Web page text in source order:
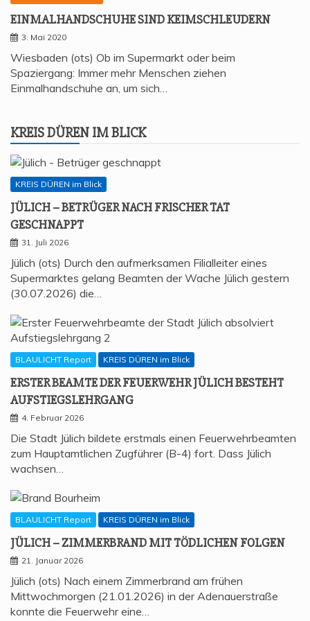
EIN­MAL­HAND­SCHU­HE SIND KEIMSCHLEUDERN
3. Mai 2020
Wiesbaden (ots) Ob im Supermarkt oder beim
Spaziergang: Immer mehr Menschen ziehen
Einmalhandschuhe an, um sich…
KREIS DÜREN IM BLICK
KREIS DÜREN im Blick
JÜLICH – BETRÜ­GER NACH FRI­SCHER TAT
GESCHNAPPT
31. Juli 2026
Jülich (ots) Durch den aufmerksamen Filialleiter eines
Supermarktes gelang Beamten der Wache Jülich gestern
(30.07.2026) die…
BLAULICHT Report KREIS DÜREN im Blick
ERS­TER BEAM­TE DER FEU­ER­WEHR JÜLICH BESTEHT
AUFSTIEGSLEHRGANG
4. Februar 2026
Die Stadt Jülich bildete erstmals einen Feuerwehrbeamten
zum Hauptamtlichen Zugführer (B-4) fort. Dass Jülich
wachsen…
BLAULICHT Report KREIS DÜREN im Blick
JÜLICH – ZIM­MER­BRAND MIT TÖD­LI­CHEN FOLGEN
21. Januar 2026
Jülich (ots) Nach einem Zimmerbrand am frühen
Mittwochmorgen (21.01.2026) in der Adenauerstraße
konnte die Feuerwehr eine…